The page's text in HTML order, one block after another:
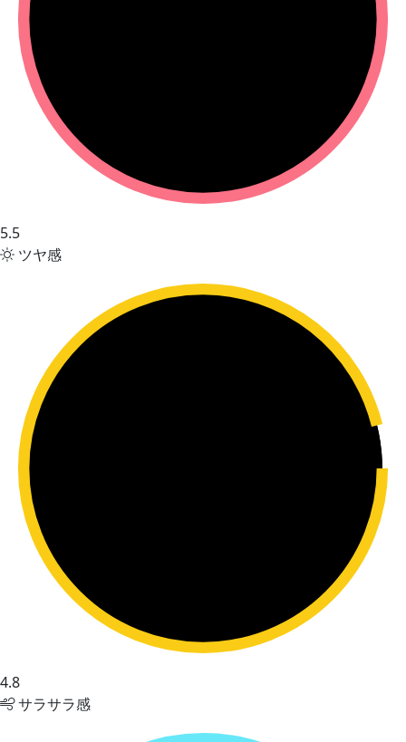
5.5
ツヤ感
4.8
サラサラ感